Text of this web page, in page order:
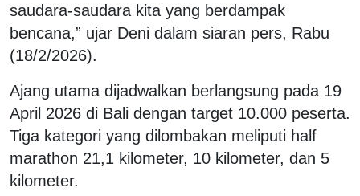
saudara-saudara kita yang berdampak
bencana,” ujar Deni dalam siaran pers, Rabu
(18/2/2026).
Ajang utama dijadwalkan berlangsung pada 19
April 2026 di Bali dengan target 10.000 peserta.
Tiga kategori yang dilombakan meliputi half
marathon 21,1 kilometer, 10 kilometer, dan 5
kilometer.